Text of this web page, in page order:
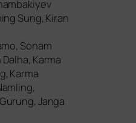
Sung, Kiran
Sonam
Karma
Karma
Janga